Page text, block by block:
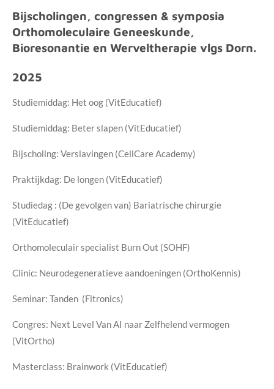
Bijscholingen, congressen & symposia
Orthomoleculaire Geneeskunde,
Bioresonantie en Werveltherapie vlgs Dorn.
2025
Studiemiddag: Het oog (VitEducatief)
Studiemiddag: Beter slapen (VitEducatief)
Bijscholing: Verslavingen (CellCare Academy)
Praktijkdag: De longen (VitEducatief)
Studiedag : (De gevolgen van) Bariatrische chirurgie
(VitEducatief)
Orthomoleculair specialist Burn Out (SOHF)
Clinic: Neurodegeneratieve aandoeningen (OrthoKennis)
Seminar: Tanden (Fitronics)
Congres: Next Level Van AI naar Zelfhelend vermogen
(VitOrtho)
Masterclass: Brainwork (VitEducatief)